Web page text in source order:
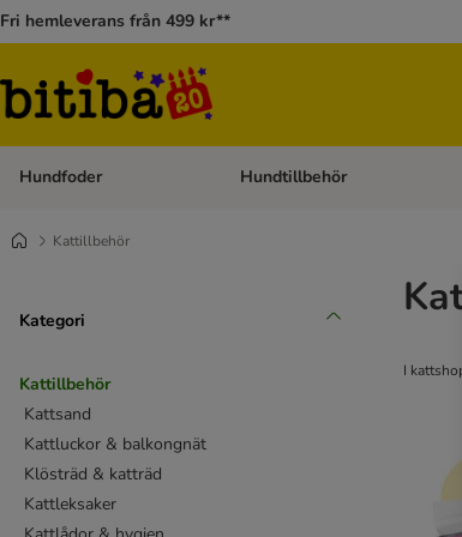
Fri hemleverans från 499 kr**
Hundfoder Open category menu: Hundfoder
Hundtillbehör
Kattillbehör
Kategori
Kattillbehör
Kattsand
Kattluckor & balkongnät
Klösträd & katträd
Kattleksaker
I